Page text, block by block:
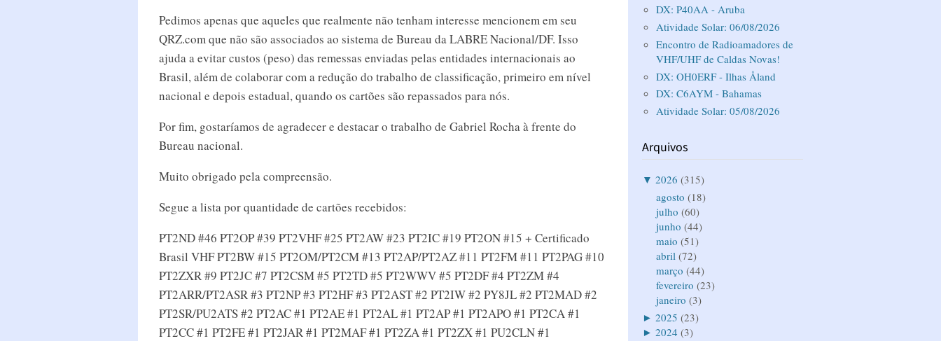
Pedimos apenas que aqueles que realmente não tenham interesse mencionem em seu
QRZ.com que não são associados ao sistema de Bureau da LABRE Nacional/DF. Isso
ajuda a evitar custos (peso) das remessas enviadas pelas entidades internacionais ao
Brasil, além de colaborar com a redução do trabalho de classificação, primeiro em nível
nacional e depois estadual, quando os cartões são repassados para nós.
Por fim, gostaríamos de agradecer e destacar o trabalho de Gabriel Rocha à frente do
Bureau nacional.
Muito obrigado pela compreensão.
Segue a lista por quantidade de cartões recebidos:
PT2ND #46 PT2OP #39 PT2VHF #25 PT2AW #23 PT2IC #19 PT2ON #15 + Certificado
Brasil VHF PT2BW #15 PT2OM/PT2CM #13 PT2AP/PT2AZ #11 PT2FM #11 PT2PAG #10
PT2ZXR #9 PT2JC #7 PT2CSM #5 PT2TD #5 PT2WWV #5 PT2DF #4 PT2ZM #4
PT2ARR/PT2ASR #3 PT2NP #3 PT2HF #3 PT2AST #2 PT2IW #2 PY8JL #2 PT2MAD #2
PT2SR/PU2ATS #2 PT2AC #1 PT2AE #1 PT2AL #1 PT2AP #1 PT2APO #1 PT2CA #1
PT2CC #1 PT2FE #1 PT2JAR #1 PT2MAF #1 PT2ZA #1 PT2ZX #1 PU2CLN #1
DX: P40AA - Aruba
Atividade Solar: 06/08/2026
Encontro de Radioamadores de
VHF/UHF de Caldas Novas!
DX: OH0ERF - Ilhas Åland
DX: C6AYM - Bahamas
Atividade Solar: 05/08/2026
Arquivos
▼ 2026 (315)
agosto (18)
julho (60)
junho (44)
maio (51)
abril (72)
março (44)
fevereiro (23)
janeiro (3)
► 2025 (23)
► 2024 (3)